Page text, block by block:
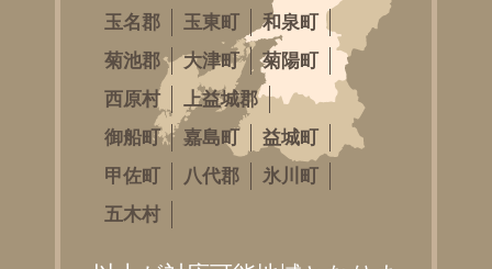
玉名郡
玉東町
和泉町
菊池郡
大津町
菊陽町
西原村
上益城郡
御船町
嘉島町
益城町
甲佐町
八代郡
氷川町
五木村